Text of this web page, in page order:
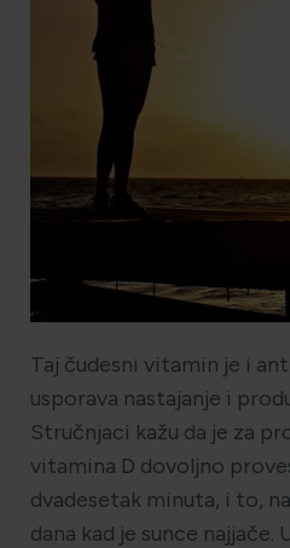
ZLATNI ELIKSIR
OBOŽAVA
MORE, SUNCE I KLIMA:
DANA NA
TREBALI ZABORAVITI
Taj čudesni vitamin je i
usporava nastajanje i
Stručnjaci kažu da je za
vitamina D dovoljno
dvadesetak minuta, i to,
dana kad je sunce najjače.